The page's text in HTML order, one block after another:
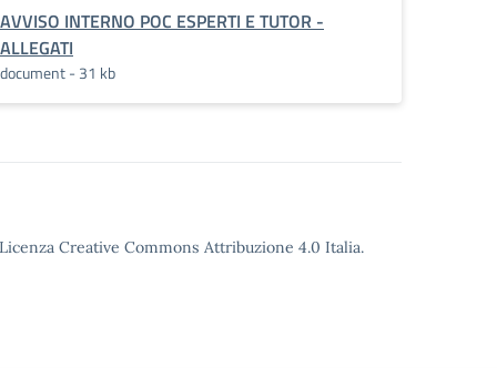
AVVISO INTERNO POC ESPERTI E TUTOR -
ALLEGATI
document - 31 kb
Creative Commons Attribuzione 4.0 Italia.